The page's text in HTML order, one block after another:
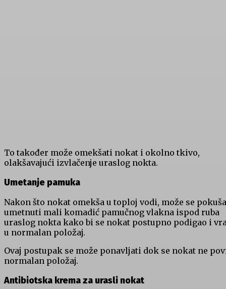
To također može omekšati nokat i okolno tkivo,
olakšavajući izvlačenje uraslog nokta.
Umetanje pamuka
Nakon što nokat omekša u toploj vodi, može se
umetnuti mali komadić pamučnog vlakna ispod ruba
uraslog nokta kako bi se nokat postupno podigao i
u normalan položaj.
Ovaj postupak se može ponavljati dok se nokat ne
normalan položaj.
Antibiotska krema za urasli nokat